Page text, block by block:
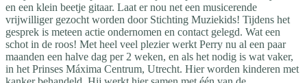
en een klein beetje gitaar. Laat er nou net een musicerende
vrijwilliger gezocht worden door Stichting Muziekids! Tijdens het
gesprek is meteen actie ondernomen en contact gelegd. Wat een
schot in de roos! Met heel veel plezier werkt Perry nu al een paar
maanden een halve dag per 2 weken, en als het nodig is wat vaker,
in het Prinses Máxima Centrum, Utrecht. Hier worden kinderen met